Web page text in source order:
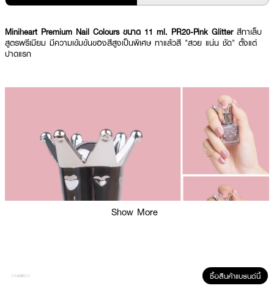
Miniheart Premium Nail Colours ขนาด 11 ml. PR20-Pink Glitter สีทาเล็บ
สูตรพรีเมียม มีความเข้มข้นของสีสูงเป็นพิเศษ ทาแล้วสี "สวย แน่น ชัด" ตั้งแต่
ปาดแรก
Show More
ซื้อสินค้าแบรนด์นี้